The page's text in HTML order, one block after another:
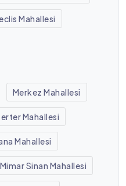
Mahallesi
Merkez Mahallesi
Mahallesi
Mahallesi
Mimar Sinan Mahallesi